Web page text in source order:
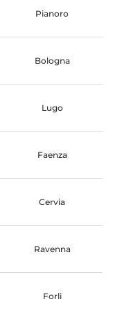
Pianoro
Bologna
Lugo
Faenza
Cervia
Ravenna
Forli